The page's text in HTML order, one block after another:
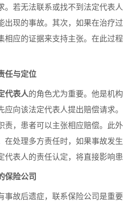
。若无法联系或找不到法定代表
出现的事故。其次，如果在治疗
相应的证据来支持主张。在此过
任与定位
代表人的角色尤为重要。他是机
应向该法定代表人提出赔偿请求
责，患者可以主张相应赔偿。此
在处理多方责任时，如果事故发
代表人的责任认定，将直接影响
保险公司
事故后遗症，联系保险公司是重